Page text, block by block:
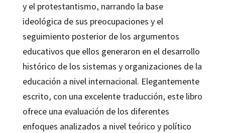
y el protestantismo, narrando la base
ideológica de sus preocupaciones y el
seguimiento posterior de los argumentos
educativos que ellos generaron en el desarrollo
histórico de los sistemas y organizaciones de la
educación a nivel internacional. Elegantemente
escrito, con una excelente traducción, este libro
ofrece una evaluación de los diferentes
enfoques analizados a nivel teórico y político